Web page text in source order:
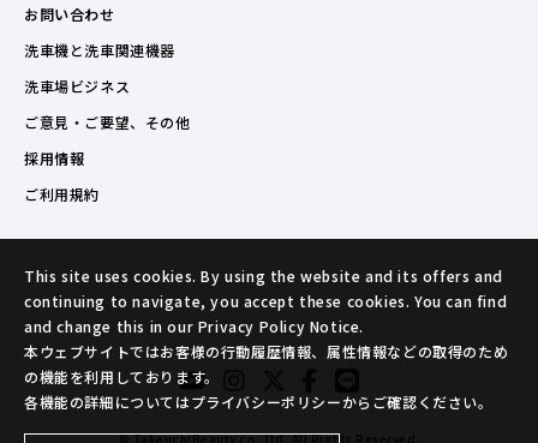
お問い合わせ
洗車機と洗車関連機器
洗車場ビジネス
ご意見・ご要望、その他
採用情報
ご利用規約
© TakeuchiBeauty co.,ltd. All Rights Reserved.
This site uses cookies. By using the website and its offers and
continuing to navigate, you accept these cookies. You can find
and change this in our Privacy Policy Notice.
本ウェブサイトではお客様の行動履歴情報、属性情報などの取得のため
の機能を利用しております。
各機能の詳細についてはプライバシーポリシーからご確認ください。